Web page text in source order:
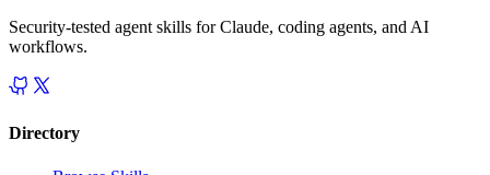
Security-tested agent skills for Claude, coding agents, and AI
workflows.
Directory